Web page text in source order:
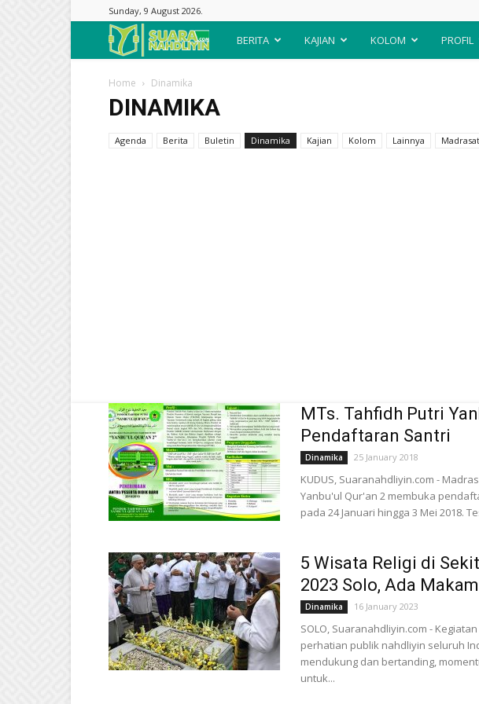
Sunday, 9 August 2026.
Suara
BERITA KAJIAN KOLOM PROFIL
Home Dinamika
DINAMIKA
Agenda Berita Buletin Dinamika Kajian Kolom Lainnya
MTs. Tahfidh Putri
Pendaftaran Santri
Dinamika 25 January 2018
KUDUS, Suaranahdliyin.com -
Yanbu'ul Qur'an 2 membuka
pada 24 Januari hingga 3 Mei 2018.
5 Wisata Religi di
2023 Solo, Ada
Dinamika 16 January 2023
SOLO, Suaranahdliyin.com -
perhatian publik nahdliyin seluruh
mendukung dan bertanding,
untuk...